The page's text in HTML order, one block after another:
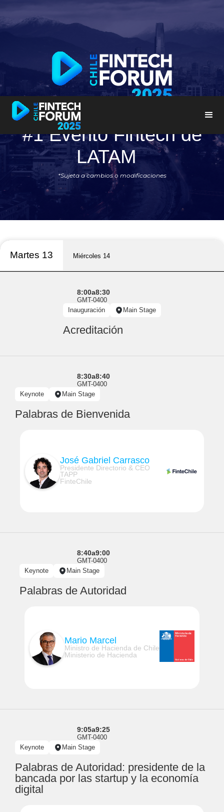
Agenda
#1 Evento Fintech de
LATAM
*Sujeta a cambios o modificaciones
Martes 13 Miércoles 14
8:00a8:30
GMT-0400
Inauguración
Main Stage
Acreditación
8:30a8:40
GMT-0400
Keynote
Main Stage
Palabras de Bienvenida
José Gabriel Carrasco
Presidente Directorio & CEO
TAPP
FinteChile
8:40a9:00
GMT-0400
Keynote
Main Stage
Palabras de Autoridad
Mario Marcel
Ministro de Hacienda de Chile
Ministerio de Hacienda
9:05a9:25
GMT-0400
Keynote
Main Stage
Palabras de Autoridad: presidente de la
bancada por las startup y la economía
digital